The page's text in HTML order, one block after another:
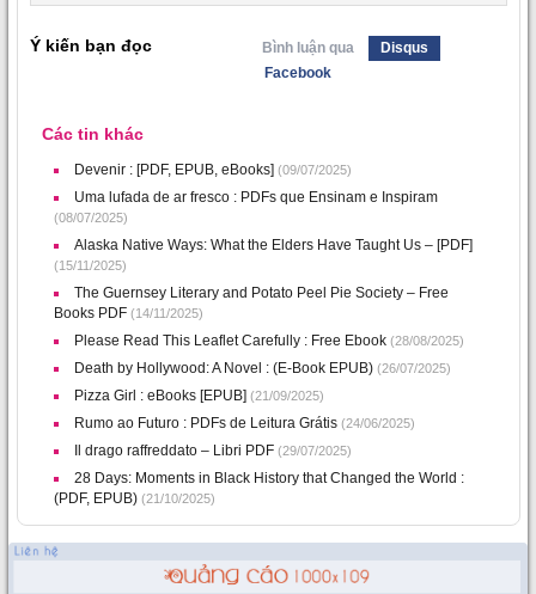
Ý kiến bạn đọc Bình luận qua
Disqus
Facebook
Các tin khác
Devenir : [PDF, EPUB, eBooks] (09/07/2025)
Uma lufada de ar fresco : PDFs que Ensinam e Inspiram
(08/07/2025)
Alaska Native Ways: What the Elders Have Taught Us – [PDF]
(15/11/2025)
The Guernsey Literary and Potato Peel Pie Society – Free
Books PDF (14/11/2025)
Please Read This Leaflet Carefully : Free Ebook (28/08/2025)
Death by Hollywood: A Novel : (E-Book EPUB) (26/07/2025)
Pizza Girl : eBooks [EPUB] (21/09/2025)
Rumo ao Futuro : PDFs de Leitura Grátis (24/06/2025)
Il drago raffreddato – Libri PDF (29/07/2025)
28 Days: Moments in Black History that Changed the World :
(PDF, EPUB) (21/10/2025)